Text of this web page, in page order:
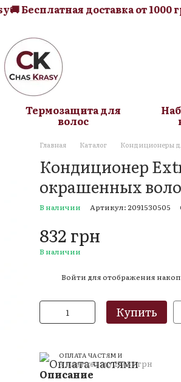
Бесплатная доставка от 1000
Термозащита для
волос
Главная Каталог Кондиционеры
Кондиционер
окрашенных
В наличии Артикул: 2091530505
832 грн
В наличии
Войти для отображения
Купить
ОПЛАТА ЧАСТЯМИ
3 платежа по 277.33 грн
Описание